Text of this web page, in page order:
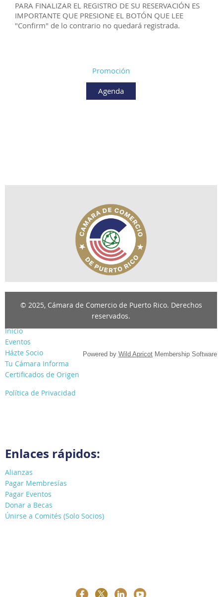
PARA FINALIZAR EL REGISTRO DE SU RESERVACIÓN ES
IMPORTANTE QUE PRESIONE EL BOTÓN QUE LEE
"Confirm" de lo contrario no quedará registrada.
Promoción
Agenda
Inicio
Eventos
Házte Socio
Tu Cámara Informa
Certificados de Origen
Política de Privacidad
Enlaces rápidos:
Alianzas
Pagar Membresías
Pagar Eventos
Donar a Becas
Únirse a Comités (Solo Socios)
© 2025, Cámara de Comercio de Puerto Rico. Derechos
reservados.
Powered by Wild Apricot Membership Software